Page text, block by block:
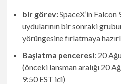
bir görev:SpaceX’in
uydularının bir sonraki
yörüngesine fırlatmaya
Başlatma penceresi: 20
(önceki lansman aralığı 20
9:50 EST idi)